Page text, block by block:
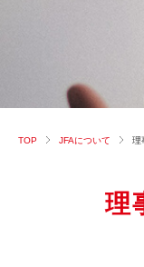
TOP JFAについて 理
理